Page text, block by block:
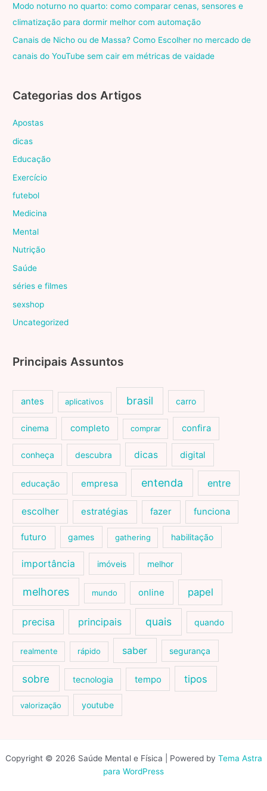
Modo noturno no quarto: como comparar cenas, sensores e
climatização para dormir melhor com automação
Canais de Nicho ou de Massa? Como Escolher no mercado de
canais do YouTube sem cair em métricas de vaidade
Categorias dos Artigos
Apostas
dicas
Educação
Exercício
futebol
Medicina
Mental
Nutrição
Saúde
séries e filmes
sexshop
Uncategorized
Principais Assuntos
antes aplicativos brasil carro
cinema completo comprar confira
conheça descubra dicas digital
educação empresa entenda entre
escolher estratégias fazer funciona
futuro games gathering habilitação
importância imóveis melhor
melhores mundo online papel
precisa principais quais quando
realmente rápido saber segurança
sobre tecnologia tempo tipos
valorização youtube
Copyright © 2026 Saúde Mental e Física | Powered by Tema Astra
para WordPress